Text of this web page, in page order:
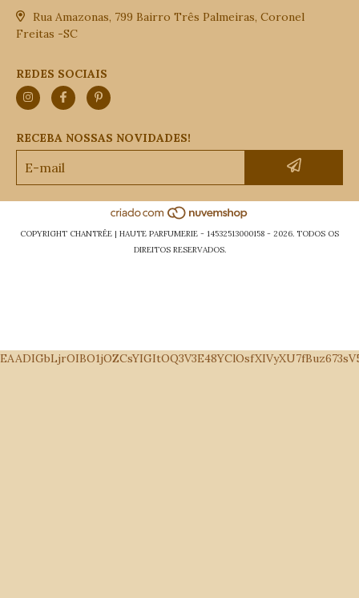
Rua Amazonas, 799 Bairro Três Palmeiras, Coronel
Freitas -SC
REDES SOCIAIS
RECEBA NOSSAS NOVIDADES!
COPYRIGHT CHANTRÊE | HAUTE PARFUMERIE - 14532513000158 - 2026. TODOS OS
DIREITOS RESERVADOS.